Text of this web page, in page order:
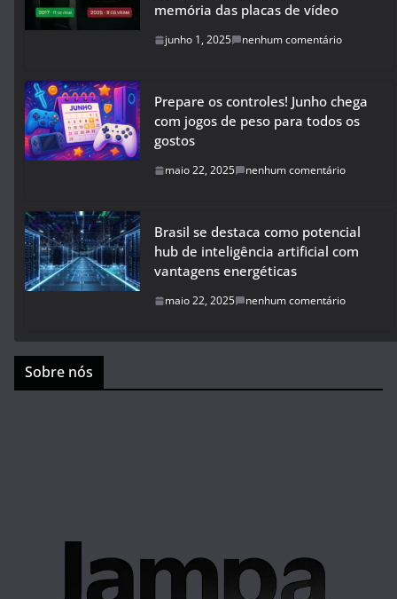
memória das placas de vídeo
junho 1, 2025 nenhum comentário
Prepare os controles! Junho chega
com jogos de peso para todos os
gostos
maio 22, 2025 nenhum comentário
Brasil se destaca como potencial
hub de inteligência artificial com
vantagens energéticas
maio 22, 2025 nenhum comentário
Sobre nós